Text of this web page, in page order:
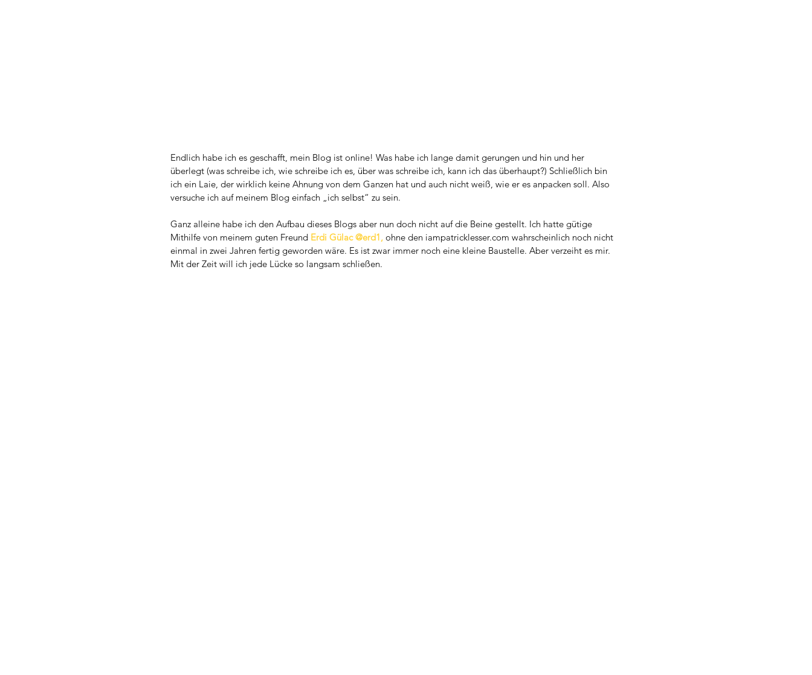
Endlich habe ich es geschafft, mein Blog ist online! Was habe ich lange damit gerungen und hin und her
überlegt (was schreibe ich, wie schreibe ich es, über was schreibe ich, kann ich das überhaupt?) Schließlich bin
ich ein Laie, der wirklich keine Ahnung von dem Ganzen hat und auch nicht weiß, wie er es anpacken soll. Also
versuche ich auf meinem Blog einfach „ich selbst“ zu sein.
Ganz alleine habe ich den Aufbau dieses Blogs aber nun doch nicht auf die Beine gestellt. Ich hatte gütige
Mithilfe von meinem guten Freund Erdi Gülac @erd1, ohne den iampatricklesser.com wahrscheinlich noch nicht
einmal in zwei Jahren fertig geworden wäre. Es ist zwar immer noch eine kleine Baustelle. Aber verzeiht es mir.
Mit der Zeit will ich jede Lücke so langsam schließen.